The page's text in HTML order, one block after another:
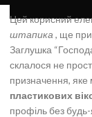
Цей корисний
штапика , ще
Заглушка
склалося не
призначення,
пластикових
профіль без